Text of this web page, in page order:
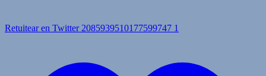
Retuitear en Twitter 2085939510177599747 1